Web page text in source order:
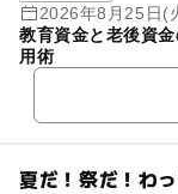
2026年8月25日(
教育資金と老後資
用術
夏だ！祭だ！わ